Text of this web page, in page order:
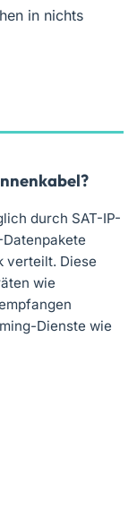
in nichts
durch SAT-IP-
verteilt. Diese
wie
Dienste wie